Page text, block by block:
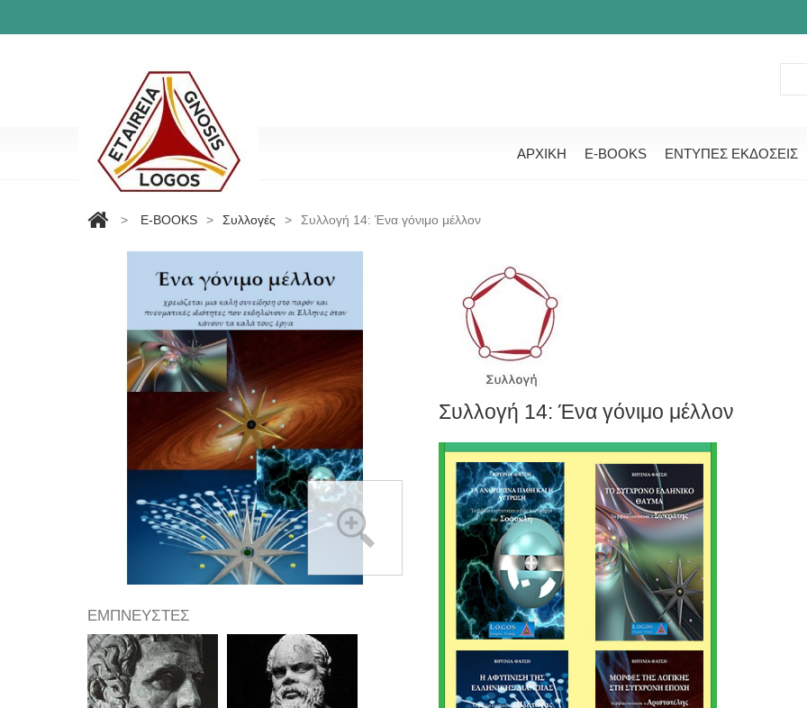
ΑΡΧΙΚΗ E-BOOKS ΕΝΤΥΠΕΣ ΕΚΔΟΣΕΙΣ
> E-BOOKS > Συλλογές > Συλλογή 14: Ένα γόνιμο μέλλον
ΕΜΠΝΕΥΣΤΕΣ
Συλλογή 14: Ένα γόνιμο μέλλον